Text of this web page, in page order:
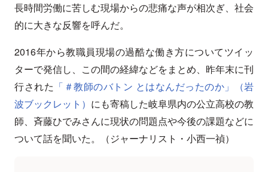
長時間労働に苦しむ現場からの悲痛な声が相次ぎ、社会
的に大きな反響を呼んだ。
2016年から教職員現場の過酷な働き方についてツイッ
ターで発信し、この間の経緯などをまとめ、昨年末に刊
行された 「＃教師のバトン とはなんだったのか」（岩
波ブックレット） にも寄稿した岐阜県内の公立高校の教
師、斉藤ひでみさんに現状の問題点や今後の課題などに
ついて話を聞いた。（ジャーナリスト・小西一禎）